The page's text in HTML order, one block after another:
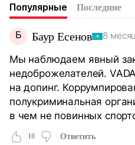
Популярные Последние
Б Баур Есенов 8
Мы наблюдаем явный
недоброжелателей.
на допинг.
полукриминальная
в чем не повинных
10 Ответить